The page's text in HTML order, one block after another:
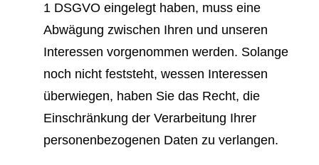
1 DSGVO eingelegt haben, muss eine
Abwägung zwischen Ihren und unseren
Interessen vorgenommen werden. Solange
noch nicht feststeht, wessen Interessen
überwiegen, haben Sie das Recht, die
Einschränkung der Verarbeitung Ihrer
personenbezogenen Daten zu verlangen.